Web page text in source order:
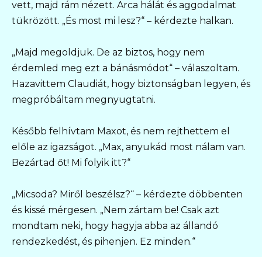
vett, majd rám nézett. Arca hálát és aggodalmat
tükrözött. „És most mi lesz?“ – kérdezte halkan.
„Majd megoldjuk. De az biztos, hogy nem
érdemled meg ezt a bánásmódot“ – válaszoltam.
Hazavittem Claudiát, hogy biztonságban legyen, és
megpróbáltam megnyugtatni.
Később felhívtam Maxot, és nem rejthettem el
előle az igazságot. „Max, anyukád most nálam van.
Bezártad őt! Mi folyik itt?“
„Micsoda? Miről beszélsz?“ – kérdezte döbbenten
és kissé mérgesen. „Nem zártam be! Csak azt
mondtam neki, hogy hagyja abba az állandó
rendezkedést, és pihenjen. Ez minden.“